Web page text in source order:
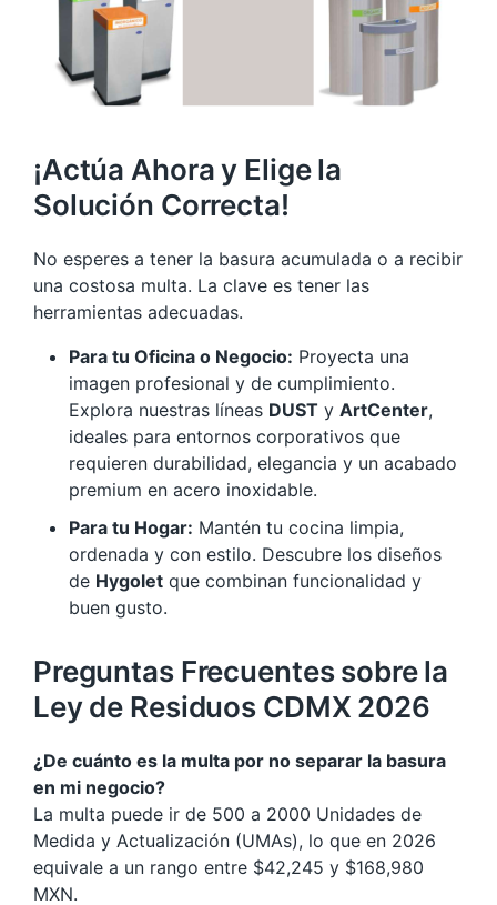
¡Actúa Ahora y Elige la
Solución Correcta!
No esperes a tener la basura acumulada o a recibir
una costosa multa. La clave es tener las
herramientas adecuadas.
Para tu Oficina o Negocio: Proyecta una
imagen profesional y de cumplimiento.
Explora nuestras líneas DUST y ArtCenter,
ideales para entornos corporativos que
requieren durabilidad, elegancia y un acabado
premium en acero inoxidable.
Para tu Hogar: Mantén tu cocina limpia,
ordenada y con estilo. Descubre los diseños
de Hygolet que combinan funcionalidad y
buen gusto.
Preguntas Frecuentes sobre la
Ley de Residuos CDMX 2026
¿De cuánto es la multa por no separar la basura
en mi negocio?
La multa puede ir de 500 a 2000 Unidades de
Medida y Actualización (UMAs), lo que en 2026
equivale a un rango entre $42,245 y $168,980
MXN.